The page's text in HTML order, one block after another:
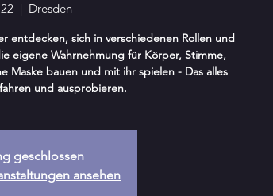
  |
Dresden
entdecken, sich in verschiedenen Rollen und
eigene Wahrnehmung für Körper, Stimme,
Maske bauen und mit ihr spielen - Das alles
und ausprobieren.
geschlossen
ansehen